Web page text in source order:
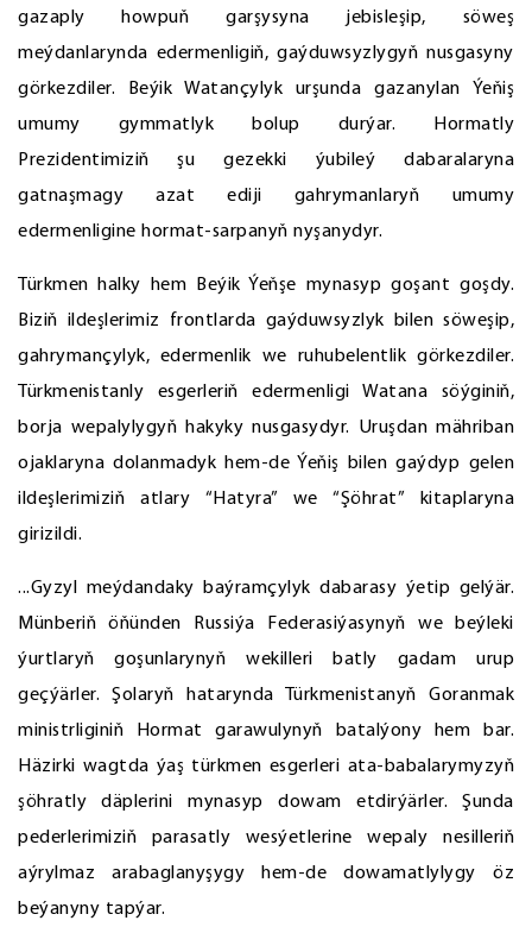
gazaply howpuň garşysyna jebisleşip, söweş
meýdanlarynda edermenligiň, gaýduwsyzlygyň nusgasyny
görkezdiler. Beýik Watançylyk urşunda gazanylan Ýeňiş
umumy gymmatlyk bolup durýar. Hormatly
Prezidentimiziň şu gezekki ýubileý dabaralaryna
gatnaşmagy azat ediji gahrymanlaryň umumy
edermenligine hormat-sarpanyň nyşanydyr.
Türkmen halky hem Beýik Ýeňşe mynasyp goşant goşdy.
Biziň ildeşlerimiz frontlarda gaýduwsyzlyk bilen söweşip,
gahrymançylyk, edermenlik we ruhubelentlik görkezdiler.
Türkmenistanly esgerleriň edermenligi Watana söýginiň,
borja wepalylygyň hakyky nusgasydyr. Uruşdan mähriban
ojaklaryna dolanmadyk hem-de Ýeňiş bilen gaýdyp gelen
ildeşlerimiziň atlary “Hatyra” we “Şöhrat” kitaplaryna
girizildi.
...Gyzyl meýdandaky baýramçylyk dabarasy ýetip gelýär.
Münberiň öňünden Russiýa Federasiýasynyň we beýleki
ýurtlaryň goşunlarynyň wekilleri batly gadam urup
geçýärler. Şolaryň hatarynda Türkmenistanyň Goranmak
ministrliginiň Hormat garawulynyň batalýony hem bar.
Häzirki wagtda ýaş türkmen esgerleri ata-babalarymyzyň
şöhratly däplerini mynasyp dowam etdirýärler. Şunda
pederlerimiziň parasatly wesýetlerine wepaly nesilleriň
aýrylmaz arabaglanyşygy hem-de dowamatlylygy öz
beýanyny tapýar.